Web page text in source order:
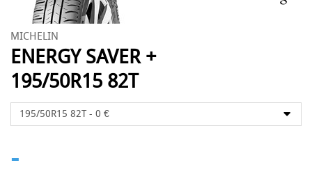
MICHELIN
ENERGY SAVER +
195/50R15 82T
-